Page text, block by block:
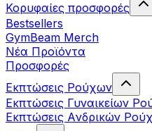
Κορυφαίες προσφορές
Bestsellers
GymBeam Merch
Νέα Προϊόντα
Προσφορές
Εκπτώσεις Ρούχων
Εκπτώσεις Γυναικείων
Εκπτώσεις Aνδρικών